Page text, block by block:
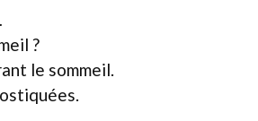
?
le sommeil.